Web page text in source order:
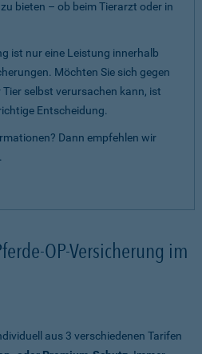
bieten – ob beim Tierarzt oder in
ist nur eine Leistung innerhalb
Möchten Sie sich gegen
selbst verursachen kann, ist
Entscheidung.
Dann empfehlen wir
.
OP-Versicherung im
aus 3 verschiedenen Tarifen